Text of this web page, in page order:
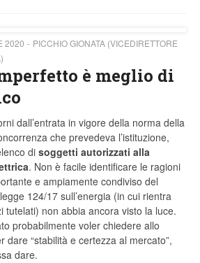
2020
PICCHIO GIONATA (VICEDIRETTORE
è meglio di
dall’entrata in vigore della norma della
che prevedeva l’istituzione,
di soggetti autorizzati alla
. Non è facile identificare le ragioni
e ampiamente condiviso del
124/17 sull’energia (in cui rientra
tutelati) non abbia ancora visto la luce.
probabilmente voler chiedere allo
dare “stabilità e certezza al mercato”,
dare.